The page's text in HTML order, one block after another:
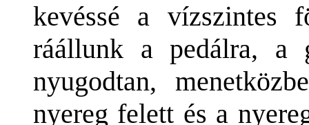
kevéssé a vízszintes
ráállunk a pedálra, a
nyugodtan,
nyereg felett és a